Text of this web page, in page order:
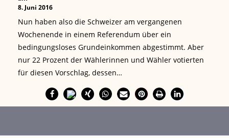
8. Juni 2016
Nun haben also die Schweizer am vergangenen
Wochenende in einem Referendum über ein
bedingungsloses Grundeinkommen abgestimmt. Aber
nur 22 Prozent der Wählerinnen und Wähler votierten
für diesen Vorschlag, dessen…